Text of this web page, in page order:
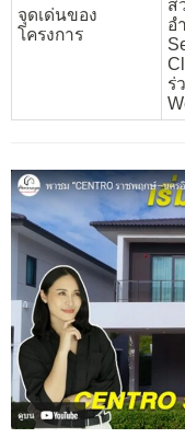
จุดเด่นของ
โครงการ
ส่
อ
ร่